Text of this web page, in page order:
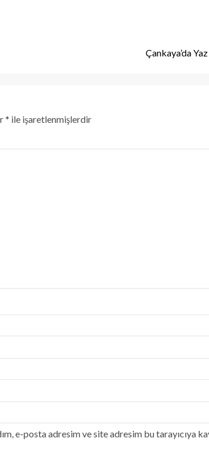
Çankaya’da
* ile işaretlenmişlerdir
e-posta adresim ve site adresim bu tarayıcıya